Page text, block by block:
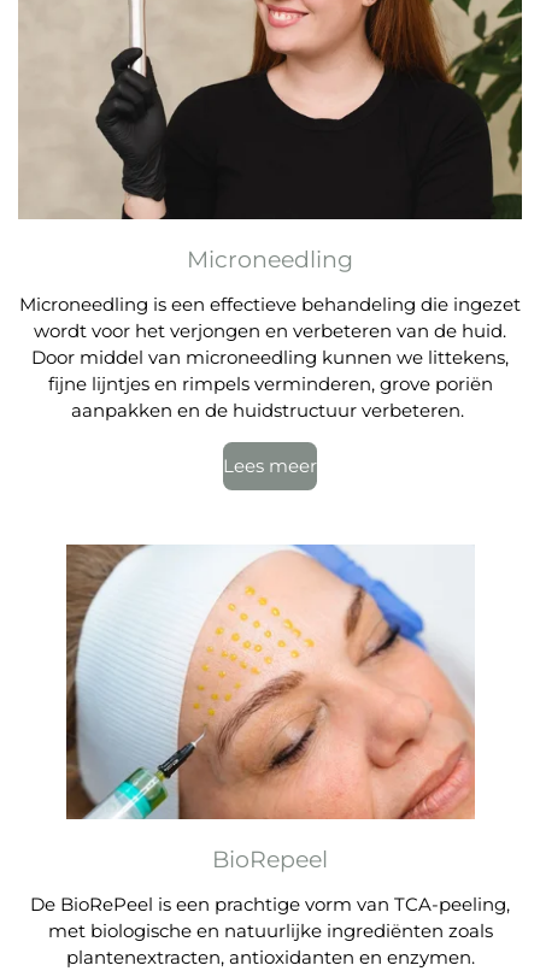
Microneedling
Microneedling is een effectieve behandeling die ingezet
wordt voor het verjongen en verbeteren van de huid.
Door middel van microneedling kunnen we littekens,
fijne lijntjes en rimpels verminderen, grove poriën
aanpakken en de huidstructuur verbeteren.
Lees meer
BioRepeel
De BioRePeel is een prachtige vorm van TCA-peeling,
met biologische en natuurlijke ingrediënten zoals
plantenextracten, antioxidanten en enzymen.